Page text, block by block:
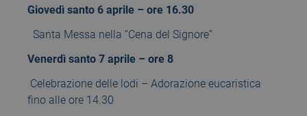
Giovedì santo 6 aprile – ore 16.30
Santa Messa nella “Cena del Signore”
Venerdì santo 7 aprile – ore 8
Celebrazione delle lodi – Adorazione eucaristica
fino alle ore 14.30